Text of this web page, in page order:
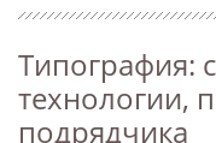
Типография:
технологии,
подрядчика